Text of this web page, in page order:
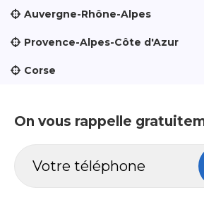
Auvergne-Rhône-Alpes
Provence-Alpes-Côte d'Azur
Corse
On vous rappelle